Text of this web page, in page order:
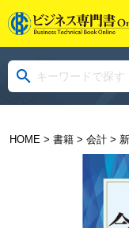
HOME> 書籍> 会計> 新